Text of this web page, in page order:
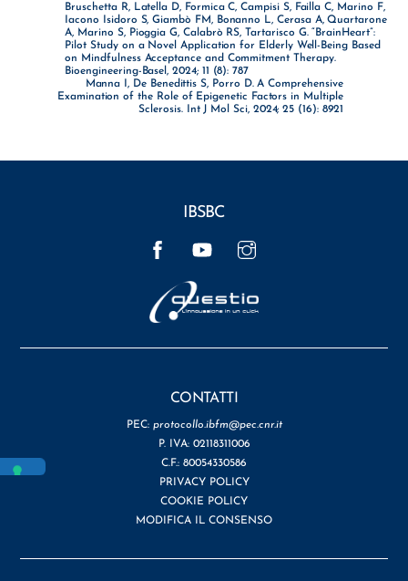
Bruschetta R, Latella D, Formica C, Campisi S, Failla C, Marino F,
Iacono Isidoro S, Giambò FM, Bonanno L, Cerasa A, Quartarone
A, Marino S, Pioggia G, Calabrò RS, Tartarisco G. “BrainHeart”:
Pilot Study on a Novel Application for Elderly Well-Being Based
on Mindfulness Acceptance and Commitment Therapy.
Bioengineering-Basel, 2024; 11 (8): 787
Manna I, De Benedittis S, Porro D. A Comprehensive
Examination of the Role of Epigenetic Factors in Multiple
Sclerosis. Int J Mol Sci, 2024; 25 (16): 8921
IBSBC
CONTATTI
PEC: protocollo.ibfm@pec.cnr.it
P. IVA: 02118311006
C.F.: 80054330586
PRIVACY POLICY
COOKIE POLICY
MODIFICA IL CONSENSO